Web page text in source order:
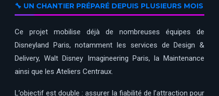
🔧 UN CHANTIER PRÉPARÉ DEPUIS PLUSIEURS MOIS
Ce projet mobilise déjà de nombreuses équipes de
Disneyland Paris, notamment les services de Design &
Delivery, Walt Disney Imagineering Paris, la Maintenance
ainsi que les Ateliers Centraux.
L’objectif est double : assurer la fiabilité de l’attraction pour